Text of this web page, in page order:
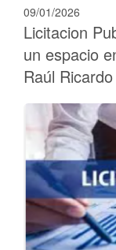
09/01/2026
Licitacion
un espacio
Raúl